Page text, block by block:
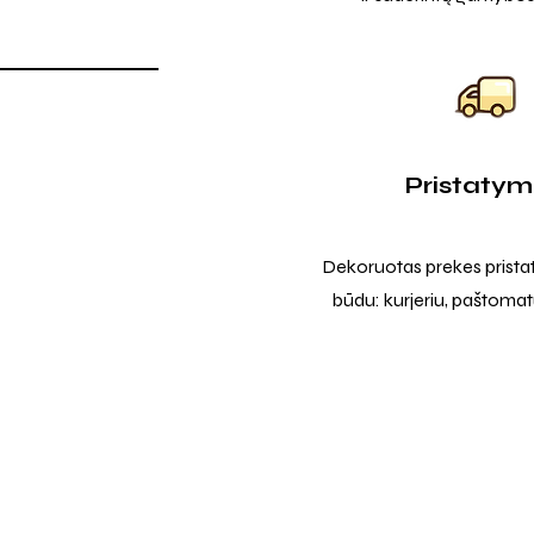
Dekoruotas prekes
būdu: kurjeriu,